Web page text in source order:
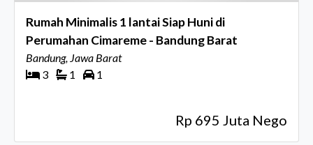
Rumah Minimalis 1 lantai Siap Huni di
Perumahan Cimareme - Bandung Barat
Bandung, Jawa Barat
3
1 1
Rp 695 Juta Nego